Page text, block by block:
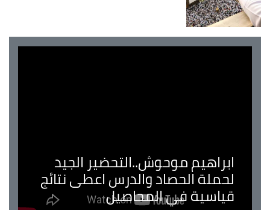
ابراهيم موحوش..التحضير الجيد
لحملة الحصاد والدرس اعطى نتائج
قياسية في المحاصيل